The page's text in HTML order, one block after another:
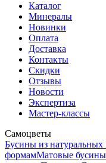
Каталог
Минералы
Новинки
Оплата
Доставка
Контакты
Скидки
Отзывы
Новости
Экспертиза
Мастер-классы
Самоцветы
Бусины из натуральных
формамМатовые бусины